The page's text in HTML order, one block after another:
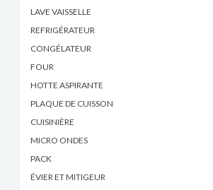
LAVE VAISSELLE
REFRIGÉRATEUR
CONGÉLATEUR
FOUR
HOTTE ASPIRANTE
PLAQUE DE CUISSON
CUISINIÈRE
MICRO ONDES
PACK
ÉVIER ET MITIGEUR